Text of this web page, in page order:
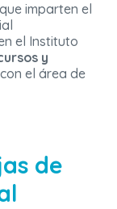
imparten el
el Instituto
y
el área de
de